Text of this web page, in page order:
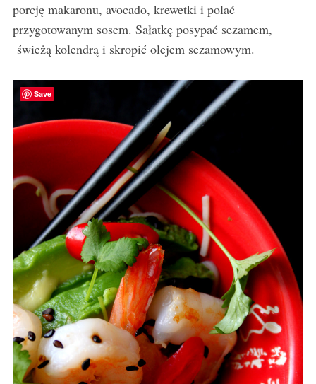
porcję makaronu, avocado, krewetki i polać
przygotowanym sosem. Sałatkę posypać sezamem,
świeżą kolendrą i skropić olejem sezamowym.
Save